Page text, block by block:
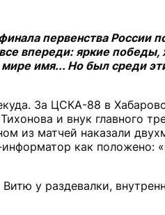
первенства
впереди: яркие
имя... Но был среди
За ЦСКА-88 в
и внук главного
из матчей наказали
информатор как
у раздевалки,